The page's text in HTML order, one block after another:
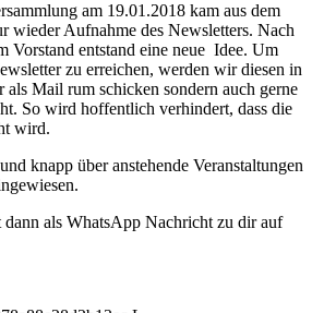
am 19.01.2018 kam aus dem
wieder Aufnahme des Newsletters. Nach
Vorstand entstand eine neue Idee. Um
zu erreichen, werden wir diesen in
Mail rum schicken sondern auch gerne
So wird hoffentlich verhindert, dass die
wird.
knapp über anstehende Veranstaltungen
als WhatsApp Nachricht zu dir auf